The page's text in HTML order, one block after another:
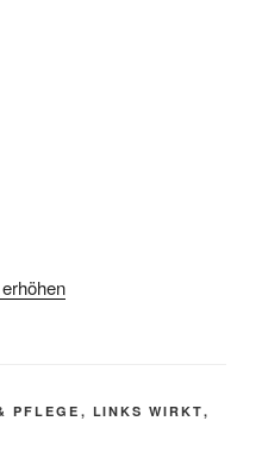
PFLEGE , LINKS WIRKT,